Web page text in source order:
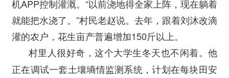
机APP控制灌溉。“以前浇地得全家上阵，现在躺着
就能把水浇了。”村民老赵说。去年，跟着刘沐改滴
灌的农户，花生亩产普遍增加150斤以上。
村里人很好奇，这个大学生冬天也不闲着。他
正在调试一套土壤墒情监测系统，计划在每块田安